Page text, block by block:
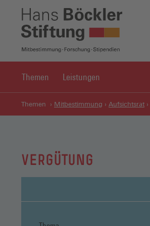
Themen Leistungen
Themen Mitbestimmung Aufsichtsrat
VERGÜTUNG